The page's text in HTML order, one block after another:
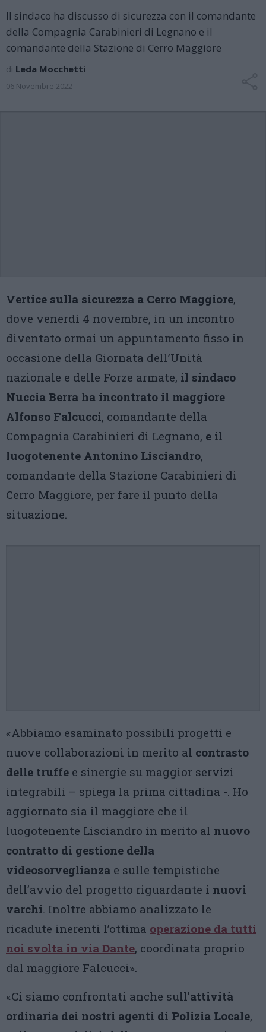
Il sindaco ha discusso di sicurezza con il comandante
della Compagnia Carabinieri di Legnano e il
comandante della Stazione di Cerro Maggiore
di Leda Mocchetti
06 Novembre 2022
Vertice sulla sicurezza a Cerro Maggiore,
dove venerdì 4 novembre, in un incontro
diventato ormai un appuntamento fisso in
occasione della Giornata dell’Unità
nazionale e delle Forze armate, il sindaco
Nuccia Berra ha incontrato il maggiore
Alfonso Falcucci, comandante della
Compagnia Carabinieri di Legnano, e il
luogotenente Antonino Lisciandro,
comandante della Stazione Carabinieri di
Cerro Maggiore, per fare il punto della
situazione.
«Abbiamo esaminato possibili progetti e
nuove collaborazioni in merito al contrasto
delle truffe e sinergie su maggior servizi
integrabili – spiega la prima cittadina -. Ho
aggiornato sia il maggiore che il
luogotenente Lisciandro in merito al nuovo
contratto di gestione della
videosorveglianza e sulle tempistiche
dell’avvio del progetto riguardante i nuovi
varchi. Inoltre abbiamo analizzato le
ricadute inerenti l’ottima operazione da tutti
noi svolta in via Dante, coordinata proprio
dal maggiore Falcucci».
«Ci siamo confrontati anche sull’attività
ordinaria dei nostri agenti di Polizia Locale,